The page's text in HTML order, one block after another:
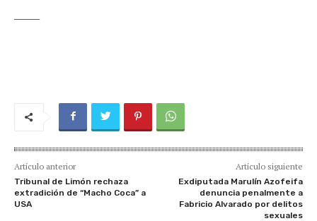
Artículo anterior
Tribunal de Limón rechaza
extradición de “Macho Coca” a
USA
Artículo siguiente
Exdiputada Marulín Azofeifa
denuncia penalmente a
Fabricio Alvarado por delitos
sexuales